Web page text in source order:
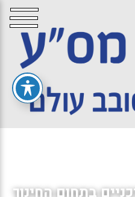
בתחום החינוך